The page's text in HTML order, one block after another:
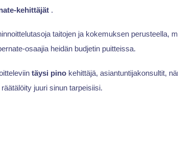
kehittäjät .
taitojen ja kokemuksen perusteella,
osaajia heidän budjetin puitteissa.
täysi pino kehittäjä, asiantuntijakonsultit,
juuri sinun tarpeisiisi.